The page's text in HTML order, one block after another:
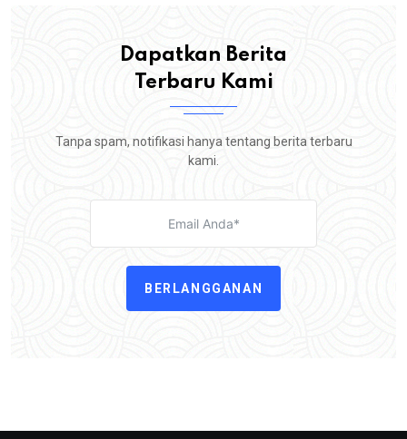
Dapatkan Berita
Terbaru Kami
Tanpa spam, notifikasi hanya tentang berita terbaru
kami.
BERLANGGANAN